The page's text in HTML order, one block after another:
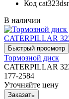
Код
В наличии
Тормозной диск
CATERPILLAR
177-2584
Уточняйте цену